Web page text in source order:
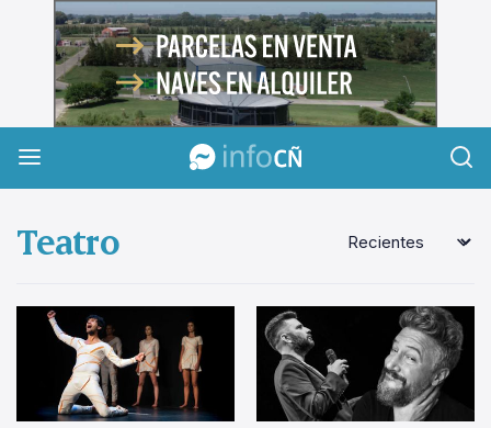
InfoCañuelas
Teatro